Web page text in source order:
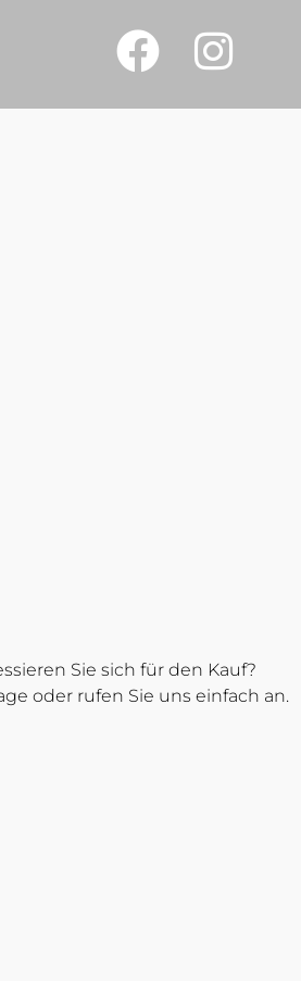
Sie sich für den Kauf?
oder rufen Sie uns einfach an.